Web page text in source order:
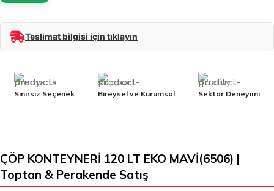
Teslimat bilgisi için tıklayın
Sınırsız Seçenek Bireysel ve Kurumsal Sektör Deneyimi
ÇÖP KONTEYNERİ 120 LT EKO MAVİ(6506) |
Toptan & Perakende Satış